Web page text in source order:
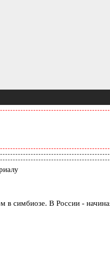
симбиозе. В России -